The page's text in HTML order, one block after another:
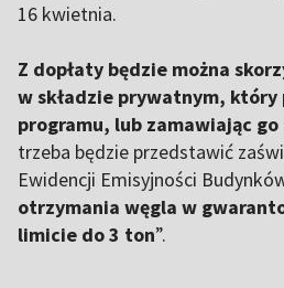
16 kwietnia.
Z dopłaty będzie można
w składzie prywatnym, który
programu, lub zamawiając go
trzeba będzie przedstawić
Ewidencji Emisyjności
otrzymania węgla w
limicie do 3 ton”.